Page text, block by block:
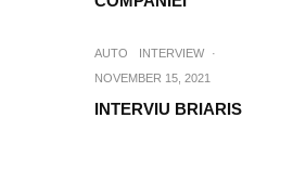
AUTO INTERVIEW
·
NOVEMBER 15, 2021
INTERVIU BRIARIS